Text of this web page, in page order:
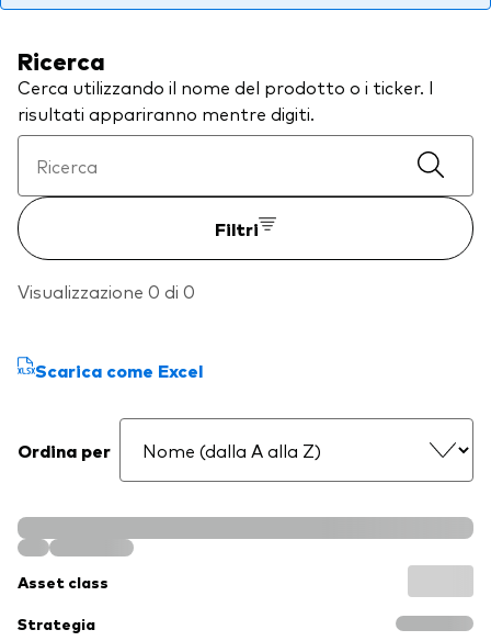
Ricerca
Cerca utilizzando il nome del prodotto o i ticker. I
risultati appariranno mentre digiti.
Filtri
Visualizzazione 0 di 0
Scarica come Excel
Ordina per
Asset class
Strategia